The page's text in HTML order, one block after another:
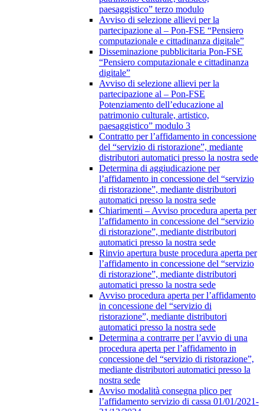
paesaggistico” terzo modulo
Avviso di selezione allievi per la
partecipazione al – Pon-FSE “Pensiero
computazionale e cittadinanza digitale”
Disseminazione pubblicitaria Pon-FSE
“Pensiero computazionale e cittadinanza
digitale”
Avviso di selezione allievi per la
partecipazione al – Pon-FSE
Potenziamento dell’educazione al
patrimonio culturale, artistico,
paesaggistico” modulo 3
Contratto per l’affidamento in concessione
del “servizio di ristorazione”, mediante
distributori automatici presso la nostra sede
Determina di aggiudicazione per
l’affidamento in concessione del “servizio
di ristorazione”, mediante distributori
automatici presso la nostra sede
Chiarimenti – Avviso procedura aperta per
l’affidamento in concessione del “servizio
di ristorazione”, mediante distributori
automatici presso la nostra sede
Rinvio apertura buste procedura aperta per
l’affidamento in concessione del “servizio
di ristorazione”, mediante distributori
automatici presso la nostra sede
Avviso procedura aperta per l’affidamento
in concessione del “servizio di
ristorazione”, mediante distributori
automatici presso la nostra sede
Determina a contrarre per l’avvio di una
procedura aperta per l’affidamento in
concessione del “servizio di ristorazione”,
mediante distributori automatici presso la
nostra sede
Avviso modalità consegna plico per
l’affidamento servizio di cassa 01/01/2021-